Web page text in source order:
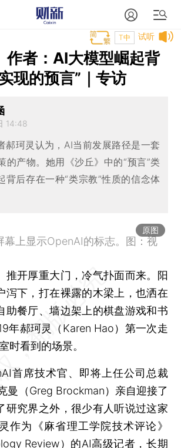
试听
T中
作者：AI大模型崛起背
现的预言”｜专访
14:48
郝珂灵认为，AI当前发展路径是一套
的产物。她用《沙丘》中的“预言”类
背后存在一种“类宗教”性质的信念体
原图
幕上显示OpenAI的标志。图：视
推开厚重大门，冷气扑面而来。阳
泻下，打在裸露的木梁上，也洒在
助餐厅、墙边架上的棋盘游戏和书
年郝珂灵（Karen Hao）第一次走
时看到的场景。
席技术官、即将上任公司总裁
曼（Greg Brockman）亲自迎接了
研究界之外，很少有人听说过这家
作为《麻省理工学院技术评论》
Review）的AI高级记者，长期